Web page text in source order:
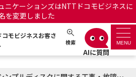
ニケーションズはNTTドコモビジネスに
を変更しました
モビジネスお客さ
検索 MENU
客さまサポート 日本語 English